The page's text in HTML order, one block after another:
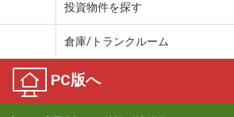
投資物件を探す
倉庫/トランクルーム
PC版へ